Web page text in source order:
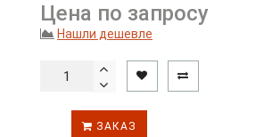
Цена по запросу
Нашли дешевле
ЗАКАЗ